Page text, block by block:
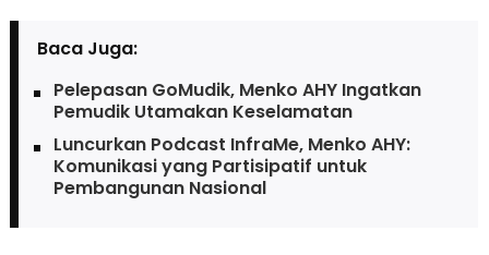
Baca Juga:
Pelepasan GoMudik, Menko AHY Ingatkan
Pemudik Utamakan Keselamatan
Luncurkan Podcast InfraMe, Menko AHY:
Komunikasi yang Partisipatif untuk
Pembangunan Nasional